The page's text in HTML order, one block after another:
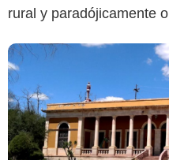
rural y paradójicamente